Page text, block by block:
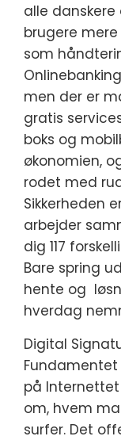
alle
brugere
som
men der er
gratis
boks og
økonomien,
rodet med
Sikkerheden
arbejder
dig 117
Bare spring
hente og
hverdag
Digital
på
om, hvem
surfer. Det